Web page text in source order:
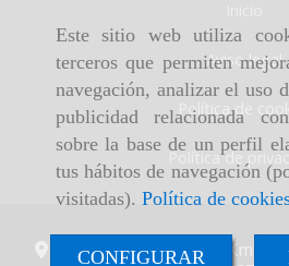
Este sitio web utiliza
terceros que permiten
navegación, analizar el uso
publicidad relacionada
sobre la base de un perfil
tus hábitos de navegación
visitadas). Política de
CONFIGURAR
Aviso legal
Política de
Política de
Autovía A-62 - Salida Km.